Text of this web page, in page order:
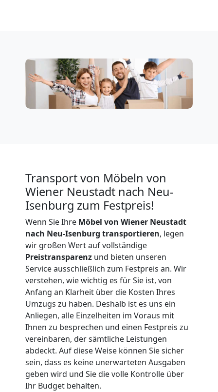
Transport von Möbeln von
Wiener Neustadt nach Neu-
Isenburg zum Festpreis!
Wenn Sie Ihre Möbel von Wiener Neustadt
nach Neu-Isenburg transportieren, legen
wir großen Wert auf vollständige
Preistransparenz und bieten unseren
Service ausschließlich zum Festpreis an. Wir
verstehen, wie wichtig es für Sie ist, von
Anfang an Klarheit über die Kosten Ihres
Umzugs zu haben. Deshalb ist es uns ein
Anliegen, alle Einzelheiten im Voraus mit
Ihnen zu besprechen und einen Festpreis zu
vereinbaren, der sämtliche Leistungen
abdeckt. Auf diese Weise können Sie sicher
sein, dass es keine unerwarteten Ausgaben
geben wird und Sie die volle Kontrolle über
Ihr Budget behalten.
Privatumzug
Wiener
Wiener
Neustadt
Umzug
für
Senioren
Wiener